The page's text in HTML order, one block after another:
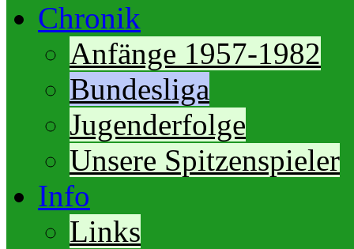
Chronik
Anfänge 1957-1982
Bundesliga
Jugenderfolge
Unsere Spitzenspieler
Info
Links